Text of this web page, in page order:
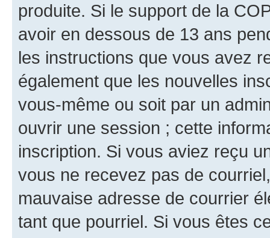
produite. Si le support de la
avoir en dessous de 13 ans
les instructions que vous avez
également que les nouvelles
vous-même ou soit par un
ouvrir une session ; cette
inscription. Si vous aviez reçu
vous ne recevez pas de
mauvaise adresse de courrier
tant que pourriel. Si vous êtes